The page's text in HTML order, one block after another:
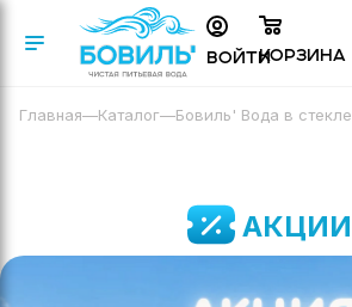
Корзина
Войти
Главная—Каталог—Бовиль' Вода в стекле
АКЦИИ